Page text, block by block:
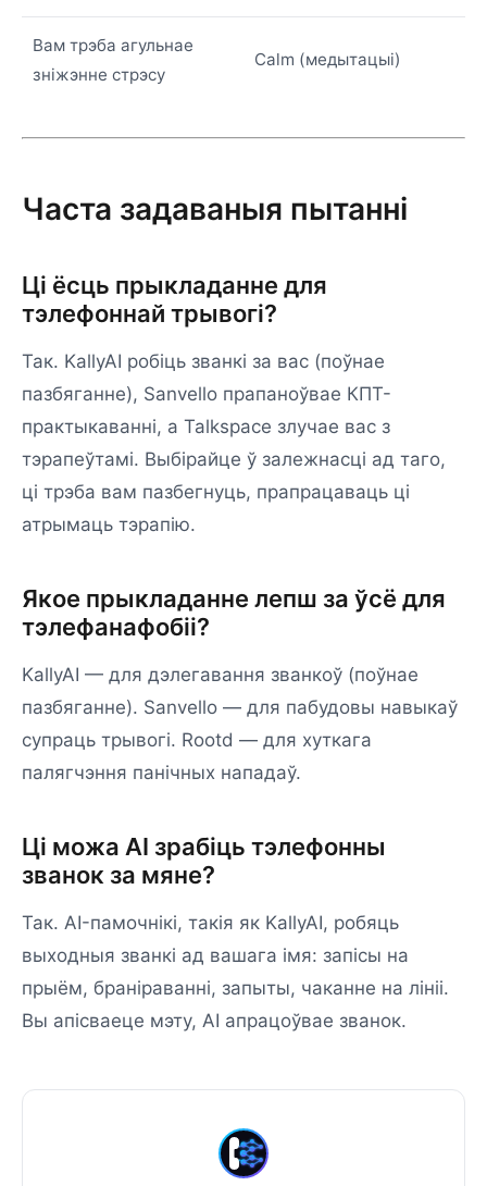
Вам трэба агульнае
зніжэнне стрэсу
Calm (медытацыі)
Часта задаваныя пытанні
Ці ёсць прыкладанне для
тэлефоннай трывогі?
Так. KallyAI робіць званкі за вас (поўнае
пазбяганне), Sanvello прапаноўвае КПТ-
практыкаванні, а Talkspace злучае вас з
тэрапеўтамі. Выбірайце ў залежнасці ад таго,
ці трэба вам пазбегнуць, прапрацаваць ці
атрымаць тэрапію.
Якое прыкладанне лепш за ўсё для
тэлефанафобіі?
KallyAI — для дэлегавання званкоў (поўнае
пазбяганне). Sanvello — для пабудовы навыкаў
супраць трывогі. Rootd — для хуткага
палягчэння панічных нападаў.
Ці можа AI зрабіць тэлефонны
званок за мяне?
Так. AI-памочнікі, такія як KallyAI, робяць
выходныя званкі ад вашага імя: запісы на
прыём, браніраванні, запыты, чаканне на лініі.
Вы апісваеце мэту, AI апрацоўвае званок.